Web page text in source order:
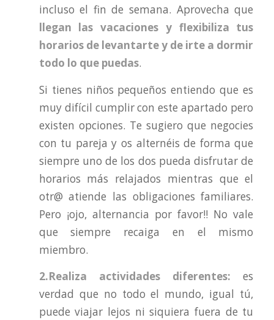
incluso el fin de semana. Aprovecha que
llegan las vacaciones y flexibiliza tus
horarios de levantarte y de irte a dormir
todo lo que puedas.
Si tienes niños pequeños entiendo que es
muy difícil cumplir con este apartado pero
existen opciones. Te sugiero que negocies
con tu pareja y os alternéis de forma que
siempre uno de los dos pueda disfrutar de
horarios más relajados mientras que el
otr@ atiende las obligaciones familiares.
Pero ¡ojo, alternancia por favor!! No vale
que siempre recaiga en el mismo
miembro.
2.Realiza actividades diferentes: es
verdad que no todo el mundo, igual tú,
puede viajar lejos ni siquiera fuera de tu